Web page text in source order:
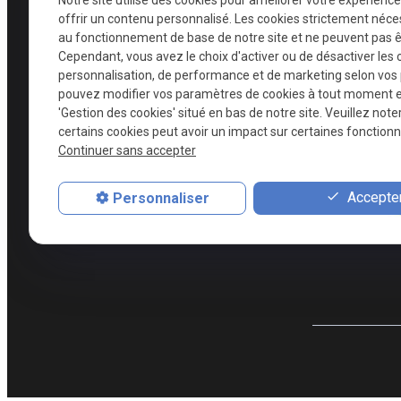
Voir toutes
offrir un contenu personnalisé. Les cookies strictement
au fonctionnement de base de notre site et ne peuvent pas
Cependant, vous avez le choix d'activer ou de désactiver les
personnalisation, de performance et de marketing selon vos
pouvez modifier vos paramètres de cookies à tout moment
'Gestion des cookies' situé en bas de notre site. Veuillez
certains cookies peut avoir un impact sur certaines
Continuer sans accepter
Personnaliser